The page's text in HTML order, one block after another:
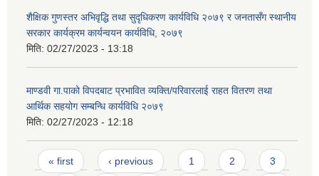
शैक्षिक गुणस्तर अभिवृद्धि तथा सुदृधिकरण कार्यविधि २०७९ र जनतासँग स्थानीय
सरकार कार्यक्रम कार्यन्वयन कार्यविधि, २०७९
मिति: 02/27/2023 - 13:18
माण्डवी गा.पाको विपदबाट प्रभावित व्यक्ति/परिवारलाई राहत वितरण तथा
आर्थिक सहयोग सम्बन्धि कार्यविधि २०७९
मिति: 02/27/2023 - 12:18
Pages
« first ‹ previous 1 2 3